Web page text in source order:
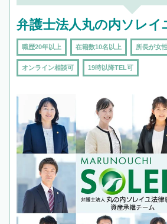
弁護士法人丸の内ソレイ
職歴20年以上 在籍数10名以上 所長が女
オンライン相談可 19時以降TEL可